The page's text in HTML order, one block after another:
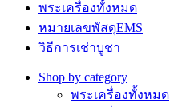
พระเครื่องทั้งหมด
หมายเลขพัสดุEMS
วิธีการเช่าบูชา
Shop by category
พระเครื่องทั้งหมด